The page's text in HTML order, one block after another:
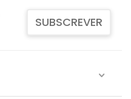
SUBSCREVER